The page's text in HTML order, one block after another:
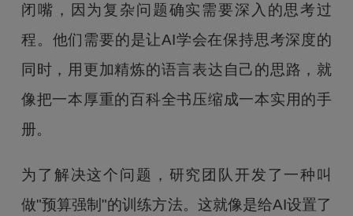
闭嘴，因为复杂问题确实需要深入的思考过
程。他们需要的是让AI学会在保持思考深度的
同时，用更加精炼的语言表达自己的思路，就
像把一本厚重的百科全书压缩成一本实用的手
册。
为了解决这个问题，研究团队开发了一种叫
做"预算强制"的训练方法。这就像是给AI设置了